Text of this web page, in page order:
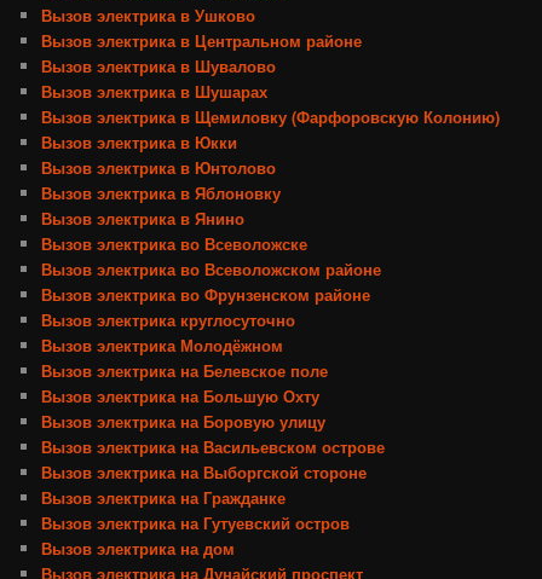
Вызов электрика в Ушково
Вызов электрика в Центральном районе
Вызов электрика в Шувалово
Вызов электрика в Шушарах
Вызов электрика в Щемиловку (Фарфоровскую Колонию)
Вызов электрика в Юкки
Вызов электрика в Юнтолово
Вызов электрика в Яблоновку
Вызов электрика в Янино
Вызов электрика во Всеволожске
Вызов электрика во Всеволожском районе
Вызов электрика во Фрунзенском районе
Вызов электрика круглосуточно
Вызов электрика Молодёжном
Вызов электрика на Белевское поле
Вызов электрика на Большую Охту
Вызов электрика на Боровую улицу
Вызов электрика на Васильевском острове
Вызов электрика на Выборгской стороне
Вызов электрика на Гражданке
Вызов электрика на Гутуевский остров
Вызов электрика на дом
Вызов электрика на Дунайский проспект